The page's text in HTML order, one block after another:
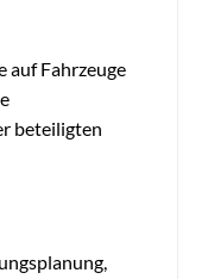
auf Fahrzeuge
beteiligten